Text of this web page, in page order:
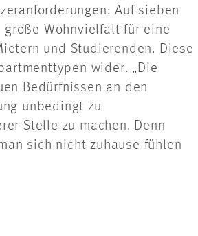
Auf sieben
Wohnvielfalt für eine
und Studierenden. Diese
wider. „Die
Bedürfnissen an den
unbedingt zu
Stelle zu machen. Denn
sich nicht zuhause fühlen